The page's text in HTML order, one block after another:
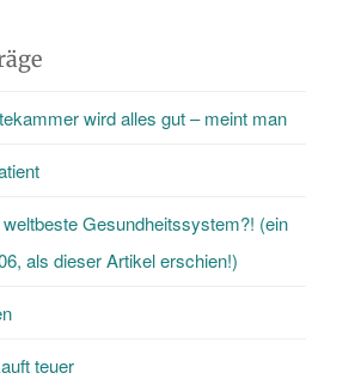
wird alles gut – meint man
Gesundheitssystem?! (ein
als dieser Artikel erschien!)
teuer